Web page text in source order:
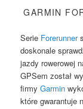
GARMIN
Serie Forerunner
doskonale
jazdy rowerowej
GPSem został
firmyGarmin
które gwarantuje